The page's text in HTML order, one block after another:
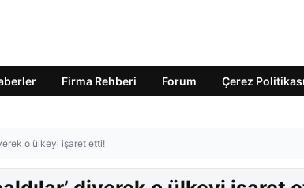
Firma Rehberi Forum Çerez Politikası
o ülkeyi işaret etti!